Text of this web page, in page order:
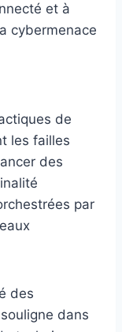
et à
cybermenace
de
les failles
des
par
des
dans